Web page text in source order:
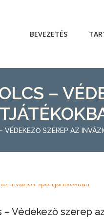
BEVEZETÉS
–
SZEREP AZ
– Védekező szerep